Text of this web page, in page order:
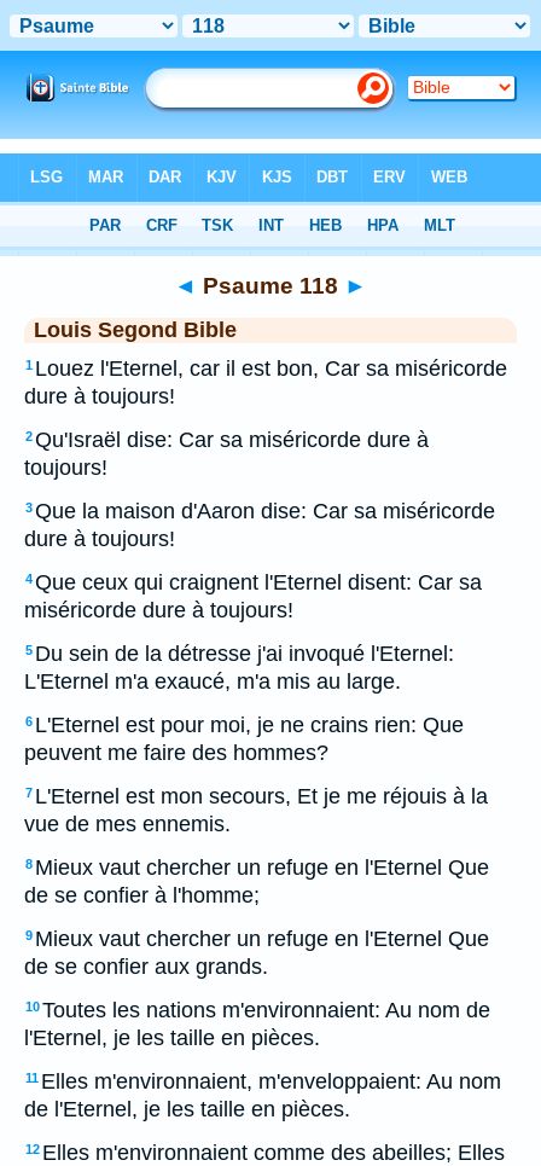
> Psaume 118
◄ Psaume 118 ►
Louis Segond Bible
1 Louez l'Eternel, car il est bon, Car sa miséricorde
dure à toujours!
2Qu'Israël dise: Car sa miséricorde dure à
toujours!
3Que la maison d'Aaron dise: Car sa miséricorde
dure à toujours!
4Que ceux qui craignent l'Eternel disent: Car sa
miséricorde dure à toujours!
5 Du sein de la détresse j'ai invoqué l'Eternel:
L'Eternel m'a exaucé, m'a mis au large.
6 L'Eternel est pour moi, je ne crains rien: Que
peuvent me faire des hommes?
7 L'Eternel est mon secours, Et je me réjouis à la
vue de mes ennemis.
8 Mieux vaut chercher un refuge en l'Eternel Que
de se confier à l'homme;
9 Mieux vaut chercher un refuge en l'Eternel Que
de se confier aux grands.
10Toutes les nations m'environnaient: Au nom de
l'Eternel, je les taille en pièces.
11 Elles m'environnaient, m'enveloppaient: Au nom
de l'Eternel, je les taille en pièces.
12 Elles m'environnaient comme des abeilles; Elles